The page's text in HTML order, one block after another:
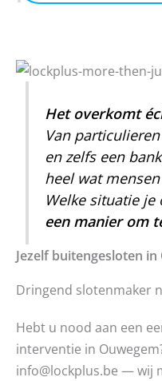
Het overkomt
Van
en zelfs een
heel wat
Welke situatie je
een manier om
Jezelf buitengesloten
Dringend slotenmaker
Hebt u nood aan een
interventie in
info@lockplus.be — wij